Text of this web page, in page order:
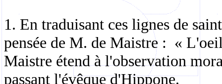
1. En traduisant ces lignes de
pensée de M. de Maistre : «
Maistre étend à l'observation
passant l'évêque d'Hippone.